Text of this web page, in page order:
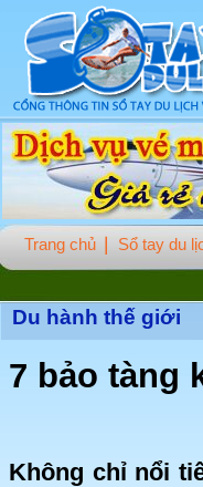
Trang chủ Sổ tay du
Du hành thế giới
7 bảo tàng
Không chỉ nổi